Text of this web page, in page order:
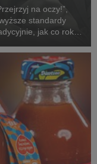
na oczy!”,
standardy
jak co roku,